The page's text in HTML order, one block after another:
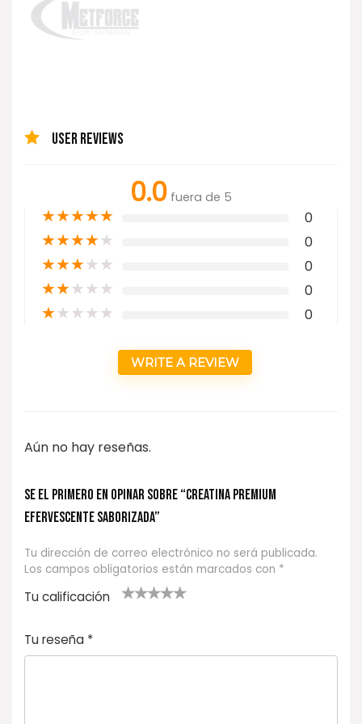
USER REVIEWS
0.0 fuera de 5
★★★★★ 0
★★★★★ 0
★★★★★ 0
★★★★★ 0
★★★★★ 0
WRITE A REVIEW
Aún no hay reseñas.
Se el primero en opinar sobre “Creatina Premium
Efervescente Saborizada”
Tu dirección de correo electrónico no será publicada.
Los campos obligatorios están marcados con *
Tu calificación
e
5
las
s
Tu reseña *